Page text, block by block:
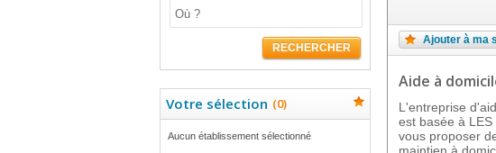
RECHERCHER
Votre sélection (0)
Aucun établissement sélectionné
Ajouter à ma
Aide à
L'entreprise
est basée à
vous proposer